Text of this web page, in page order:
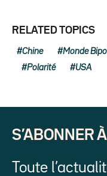
RELATED TOPICS
Chine Monde
Polarité USA
S’ABONNER
Toute